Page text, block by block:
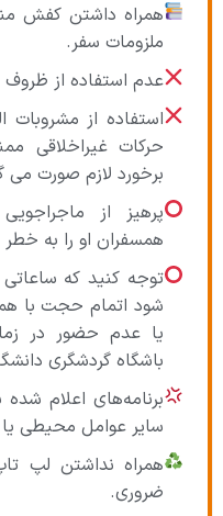
همراه داشتن کفش
ملزومات سفر.
عدم استفاده از
استفاده از مشروبات
حرکات غیراخلاقی
برخورد لازم صورت می
پرهیز از
همسفران او را به خطر
توجه کنید که
شود اتمام حجت با
یا عدم حضور در
باشگاه گردشگری
برنامه‌های اعلام
سایر عوامل محیطی
همراه نداشتن لپ
ضروری.